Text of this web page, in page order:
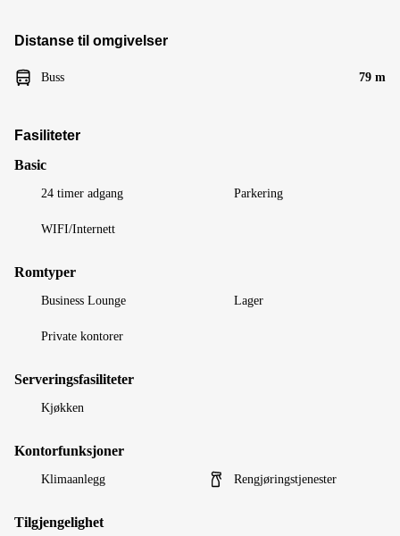
Distanse til omgivelser
Buss 79 m
Fasiliteter
Basic
24 timer adgang Parkering
WIFI/Internett
Romtyper
Business Lounge Lager
Private kontorer
Serveringsfasiliteter
Kjøkken
Kontorfunksjoner
Klimaanlegg Rengjøringstjenester
Tilgjengelighet